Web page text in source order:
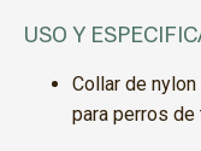
USO Y
Collar de
para perros